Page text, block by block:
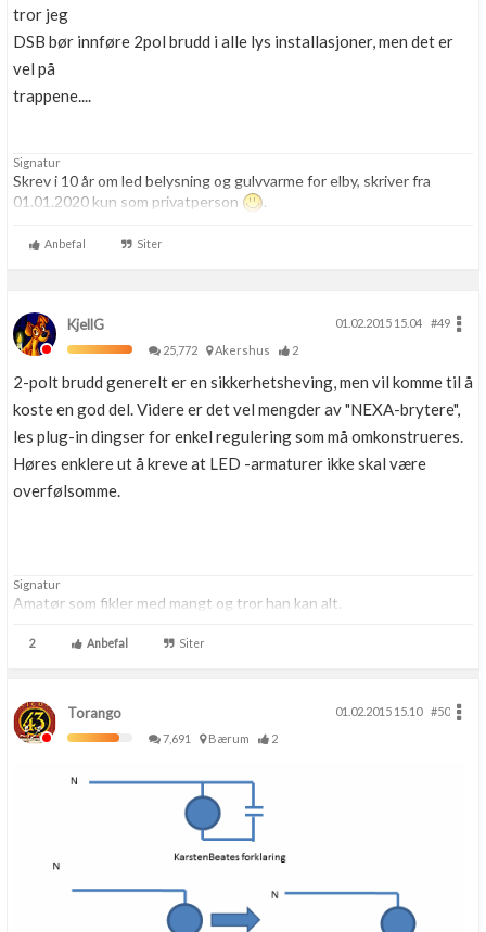
tror jeg
DSB bør innføre 2pol brudd i alle lys installasjoner, men det er
vel på
trappene....
Signatur
Skrev i 10 år om led belysning og gulvvarme for elby, skriver fra
01.01.2020 kun som privatperson
.
Anbefal Siter
KjellG 01.02.2015 15.04
#49
25,772
Akershus 2
2-polt brudd generelt er en sikkerhetsheving, men vil komme til å
koste en god del. Videre er det vel mengder av "NEXA-brytere",
les plug-in dingser for enkel regulering som må omkonstrueres.
Høres enklere ut å kreve at LED -armaturer ikke skal være
overfølsomme.
Signatur
Amatør som fikler med mangt og tror han kan alt.
2 Anbefal Siter
Torango 01.02.2015 15.10
#50
7,691
Bærum 2